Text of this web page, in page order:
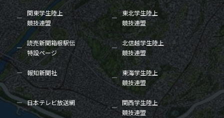
関東学生陸上
競技連盟
東北学生陸上
競技連盟
読売新聞箱根駅伝
特設ページ
北信越学生陸上
競技連盟
報知新聞社
東海学生陸上
競技連盟
日本テレビ放送網
関西学生陸上
競技連盟